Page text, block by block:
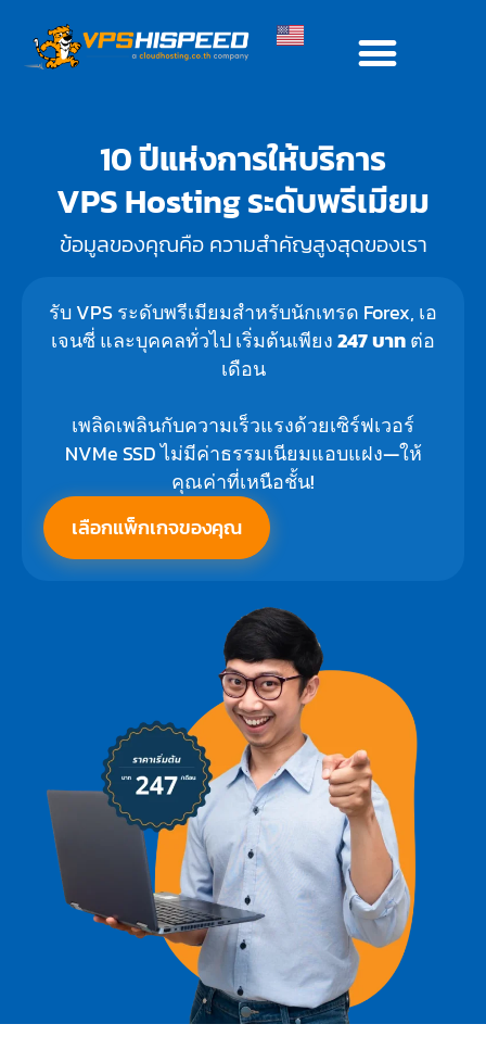
10 ปีแห่งการให้บริการ
VPS Hosting ระดับพรีเมียม
ข้อมูลของคุณคือ ความสำคัญสูงสุดของเรา
รับ VPS ระดับพรีเมียมสำหรับนักเทรด Forex, เอ
เจนซี่ และบุคคลทั่วไป เริ่มต้นเพียง247 บาทต่อ
เดือน
เพลิดเพลินกับความเร็วแรงด้วยเซิร์ฟเวอร์
NVMe SSD ไม่มีค่าธรรมเนียมแอบแฝง—ให้
คุณค่าที่เหนือชั้น!
เลือกแพ็กเกจของคุณ